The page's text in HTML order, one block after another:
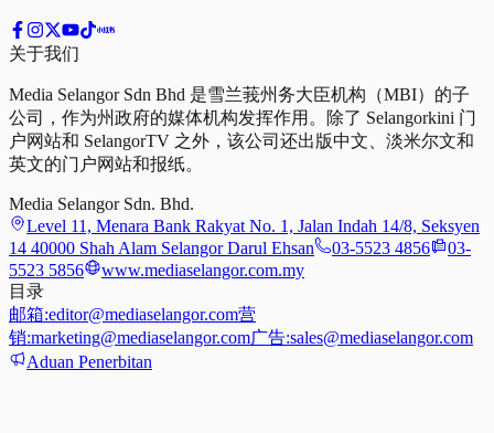
关于我们
Media Selangor Sdn Bhd 是雪兰莪州务大臣机构（MBI）的子
公司，作为州政府的媒体机构发挥作用。除了 Selangorkini 门
户网站和 SelangorTV 之外，该公司还出版中文、淡米尔文和
英文的门户网站和报纸。
Media Selangor Sdn. Bhd.
Level 11, Menara Bank Rakyat No. 1, Jalan Indah 14/8, Seksyen
14 40000 Shah Alam Selangor Darul Ehsan
03-5523 4856
03-
5523 5856
www.mediaselangor.com.my
目录
邮箱:editor@mediaselangor.com营
销:marketing@mediaselangor.com广告:sales@mediaselangor.com
Aduan Penerbitan